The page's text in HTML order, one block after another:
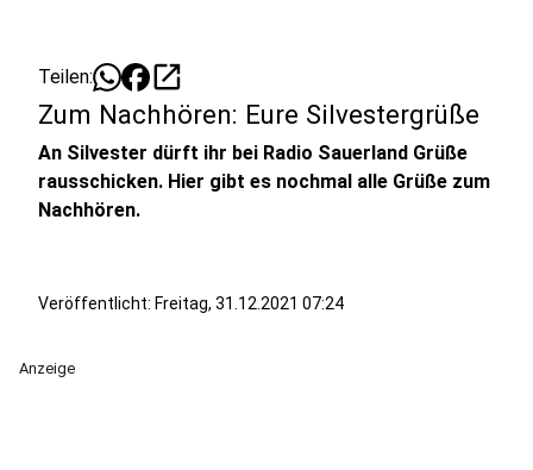
Teilen: open_in_new
Zum Nachhören: Eure Silvestergrüße
An Silvester dürft ihr bei Radio Sauerland Grüße
rausschicken. Hier gibt es nochmal alle Grüße zum
Nachhören.
Veröffentlicht: Freitag, 31.12.2021 07:24
Anzeige